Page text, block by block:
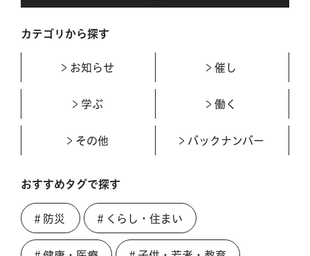
カテゴリから探す
お知らせ 催し
学ぶ 働く
その他 バックナンバー
おすすめタグで探す
＃防災 ＃くらし・住まい